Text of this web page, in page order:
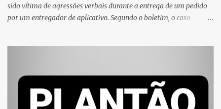
sido vítima de agressões verbais durante a entrega de um pedido
por um entregador de aplicativo. Segundo o boletim, o caso
proximidades. Ainda conforme o registro policial, a vítima relatou
que, ao receber a entrega, voltou a ser ofendida com palavras de
baixo calão e insultos. Ela informou à Polícia Civil que mora